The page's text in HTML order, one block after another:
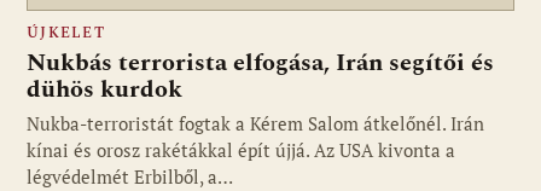
ÚJKELET
Nukbás terrorista elfogása, Irán segítői és
dühös kurdok
Nukba-terroristát fogtak a Kérem Salom átkelőnél. Irán
kínai és orosz rakétákkal épít újjá. Az USA kivonta a
légvédelmét Erbilből, a…